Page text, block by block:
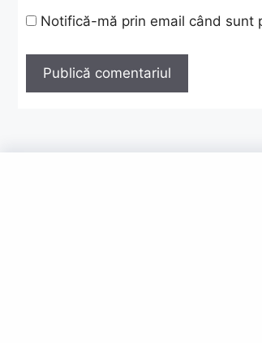
Notifică-mă prin email când sunt